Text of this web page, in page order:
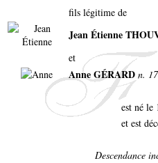
fils légitime de
Jean Étienne
et
Anne GÉRARD n.
est né le
et est
Descendance